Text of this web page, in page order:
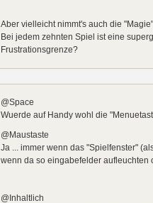
Aber vielleicht nimmt's auch die
Bei jedem zehnten Spiel ist eine
Frustrationsgrenze?
@Space
Wuerde auf Handy wohl die
@Maustaste
Ja ... immer wenn das "Spielfenster"
wenn da so eingabefelder aufleuchten
@Inhaltlich